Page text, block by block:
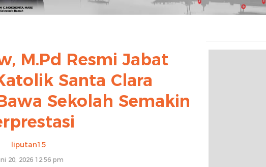
M.Pd Resmi Jabat
Santa Clara
Sekolah Semakin
liputan15
20, 2026 12:56 pm